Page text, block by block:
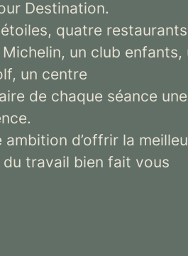
Destination.
quatre restaurants
un club enfants,
un centre
de chaque séance une
d’offrir la
travail bien fait vous